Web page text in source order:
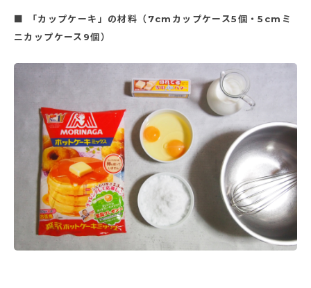
■ 「カップケーキ」の材料（7cmカップケース5個・5cmミ
ニカップケース9個）